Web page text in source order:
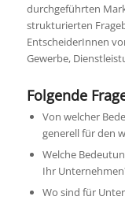
durchgeführten
strukturierten
EntscheiderInnen
Gewerbe,
Folgende
Von welcher
generell für den
Welche
Ihr
Wo sind für